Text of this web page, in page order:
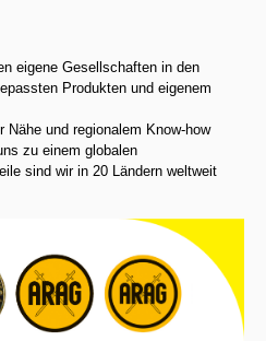
eigene Gesellschaften in den
Produkten und eigenem
und regionalem Know-how
zu einem globalen
sind wir in 20 Ländern weltweit